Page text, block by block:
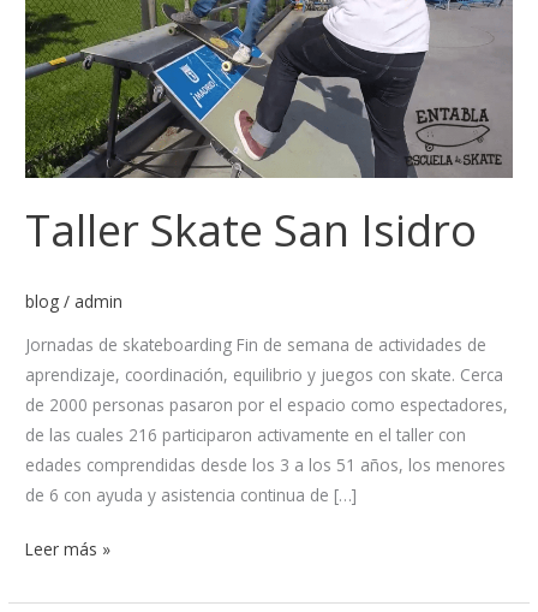
Taller Skate San Isidro
blog / admin
Jornadas de skateboarding Fin de semana de actividades de
aprendizaje, coordinación, equilibrio y juegos con skate. Cerca
de 2000 personas pasaron por el espacio como espectadores,
de las cuales 216 participaron activamente en el taller con
edades comprendidas desde los 3 a los 51 años, los menores
de 6 con ayuda y asistencia continua de […]
Leer más »